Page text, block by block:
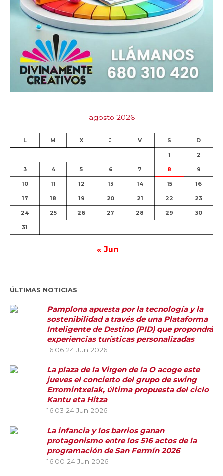
agosto 2026
L M X J V S D
1 2
3 4 5 6 7 8 9
10 11 12 13 14 15 16
17 18 19 20 21 22 23
24 25 26 27 28 29 30
31
« Jun
ÚLTIMAS NOTICIAS
Pamplona apuesta por la tecnología y la
sostenibilidad a través de una Plataforma
Inteligente de Destino (PID) que propondrá
experiencias turísticas personalizadas
16:06 24 Jun 2026
La plaza de la Virgen de la O acoge este
jueves el concierto del grupo de swing
Erromintxelak, última propuesta del ciclo
Kantu eta Hitza
16:03 24 Jun 2026
La infancia y los barrios ganan
protagonismo entre los 516 actos de la
programación de San Fermín 2026
16:00 24 Jun 2026